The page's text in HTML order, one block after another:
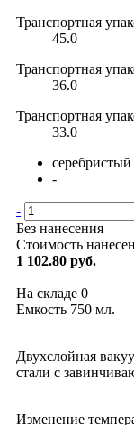
Транспортная
45.0
Транспортная
36.0
Транспортная
33.0
серебристый
-
-
Без нанесения
Стоимость
1 102.80 руб.
На складе 0
Емкость 750 мл.
Двухслойная
стали с
Изменение